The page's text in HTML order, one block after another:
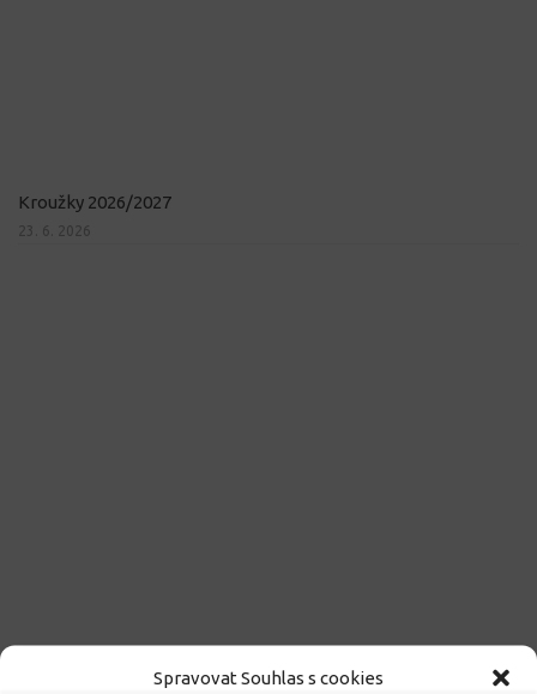
Spravovat Souhlas s cookies
Kroužky 2026/2027
23. 6. 2026